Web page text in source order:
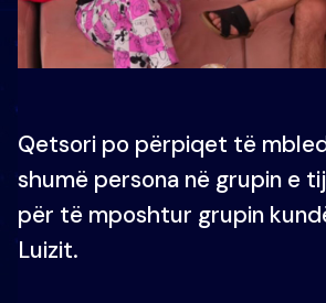
Qetsori po përpiqet të
shumë persona në grupin e
për të mposhtur grupin
Luizit.